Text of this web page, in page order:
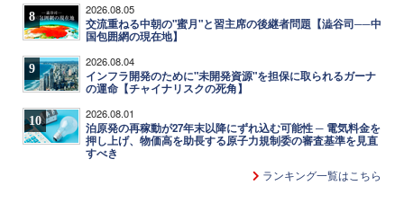
8 2026.08.05
交流重ねる中朝の"蜜月"と習主席の後継者問題【澁谷司──中
国包囲網の現在地】
9 2026.08.04
インフラ開発のために"未開発資源"を担保に取られるガーナ
の運命【チャイナリスクの死角】
10 2026.08.01
泊原発の再稼動が27年末以降にずれ込む可能性 ─ 電気料金を
押し上げ、物価高を助長する原子力規制委の審査基準を見直
すべき
ランキング一覧はこちら